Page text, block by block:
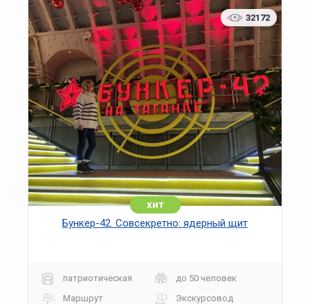
Воробьёвы горы, Кремль, храм Христа
Спасителя, парк «Зарядье», собор Василия
Блаженного. Пассажиры могут наблюдать за
архитектурой Москвы с воды — в комфорте и
без суеты.
На теплоходе предусмотрены зоны для
ужинов, переговоров, праздников и
неформальных встреч. Работает
аудиосопровождение на русском языке. На
борту — система климат-контроля, бар,
отдельные зоны с мягкой мебелью, бесплатный
Wi-Fi. Возможна аренда отдельных залов и
полное бронирование судна под мероприятие.
Отправление — ежедневно от причала
«Гостиница Украина», рядом со станцией метро
32172
хит
Бункер-42. Совсекретно: ядерный щит
патриотическая
до 50 человек
Маршрут
Экскурсовод